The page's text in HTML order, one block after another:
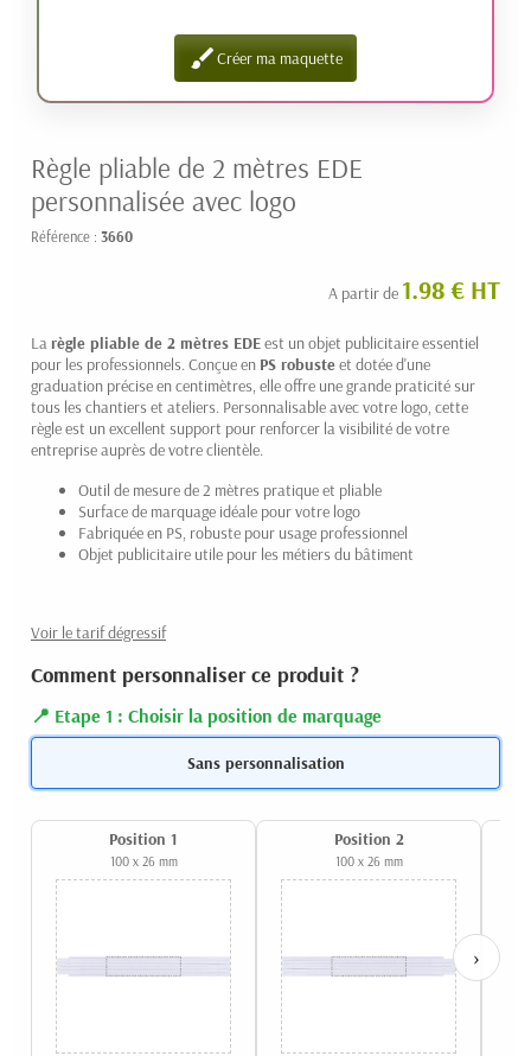
brushCréer ma maquette
Règle pliable de 2 mètres EDE
personnalisée avec logo
Référence : 3660
A partir de 1.98 € HT
La règle pliable de 2 mètres EDEest un objet publicitaire essentiel
pour les professionnels. Conçue en PS robusteet dotée d'une
graduation précise en centimètres, elle offre une grande praticité sur
tous les chantiers et ateliers. Personnalisable avec votre logo, cette
règle est un excellent support pour renforcer la visibilité de votre
entreprise auprès de votre clientèle.
Outil de mesure de 2 mètres pratique et pliable
Surface de marquage idéale pour votre logo
Fabriquée en PS, robuste pour usage professionnel
Objet publicitaire utile pour les métiers du bâtiment
Voir le tarif dégressif
Comment personnaliser ce produit ?
Etape 1 : Choisir la position de marquage
Sans personnalisation
Position 1
100 x 26 mm
Position 2
100 x 26 mm
›